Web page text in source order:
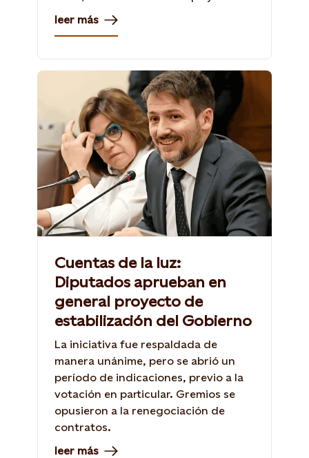
contribucion de las renovables a la
transicion energética.
leer más
Cuentas de la luz:
Diputados aprueban en
general proyecto de
estabilización del Gobierno
La iniciativa fue respaldada de
manera unánime, pero se abrió un
período de indicaciones, previo a la
votación en particular. Gremios se
opusieron a la renegociación de
contratos.
leer más